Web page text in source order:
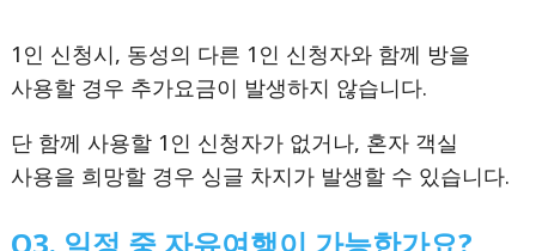
1인 신청시, 동성의 다른 1인 신청자와 함께 방을
사용할 경우 추가요금이 발생하지 않습니다.
단 함께 사용할 1인 신청자가 없거나, 혼자 객실
사용을 희망할 경우 싱글 차지가 발생할 수 있습니다.